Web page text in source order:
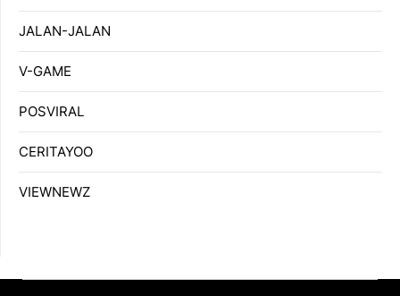
JALAN-JALAN
V-GAME
POSVIRAL
CERITAYOO
VIEWNEWZ